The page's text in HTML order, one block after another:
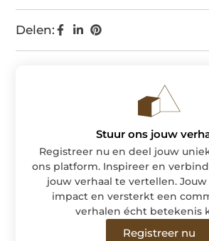
Delen:
Stuur ons jouw
Registreer nu en deel jouw
ons platform. Inspireer en
jouw verhaal te vertellen.
impact en versterkt een
verhalen écht betekenis
Registreer nu